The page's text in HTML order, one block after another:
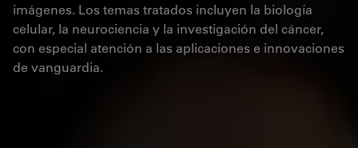
imágenes. Los temas tratados incluyen la biología
celular, la neurociencia y la investigación del cáncer,
con especial atención a las aplicaciones e innovaciones
de vanguardia.